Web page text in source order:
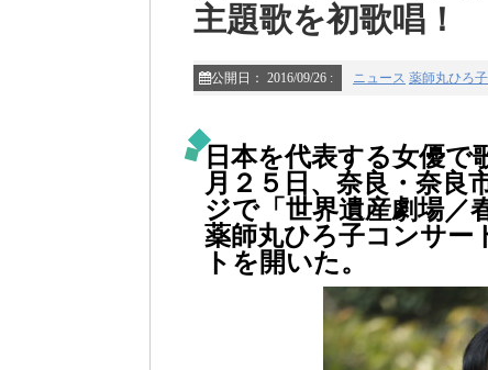
主題歌を初歌唱！
公開日： 2016/09/26 : ニュース 薬師丸ひろ子
日本を代表する女優で
月２５日、奈良・奈良
ジで「世界遺産劇場／
薬師丸ひろ子コンサー
トを開いた。